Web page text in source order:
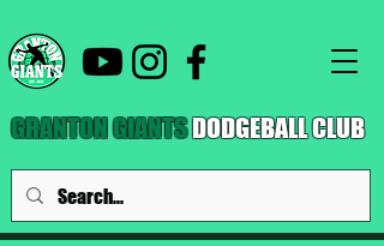
GRANTON GIANTSDODGEBALL CLUB